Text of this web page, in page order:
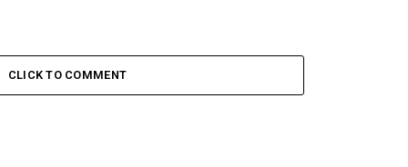
CLICK TO COMMENT